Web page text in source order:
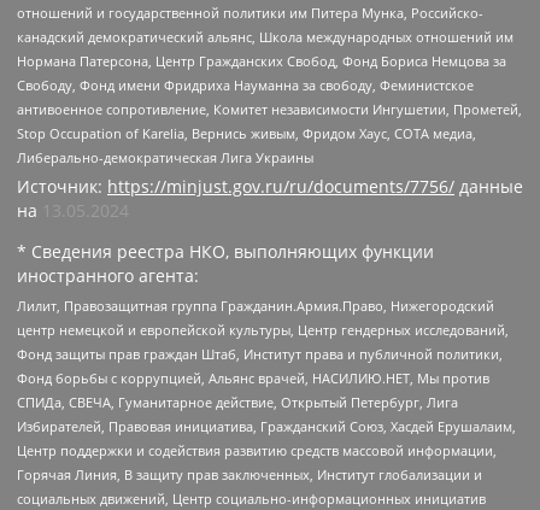
отношений и государственной политики им Питера Мунка, Российско-
канадский демократический альянс, Школа международных отношений им
Нормана Патерсона, Центр Гражданских Свобод, Фонд Бориса Немцова за
Свободу, Фонд имени Фридриха Науманна за свободу, Феминистское
антивоенное сопротивление, Комитет независимости Ингушетии, Прометей,
Stop Occupation of Karelia, Вернись живым, Фридом Хаус, СОТА медиа,
Либерально-демократическая Лига Украины
Источник: https://minjust.gov.ru/ru/documents/7756/ данные
на
13.05.2024
* Сведения реестра НКО, выполняющих функции
иностранного агента:
Лилит, Правозащитная группа Гражданин.Армия.Право, Нижегородский
центр немецкой и европейской культуры, Центр гендерных исследований,
Фонд защиты прав граждан Штаб, Институт права и публичной политики,
Фонд борьбы с коррупцией, Альянс врачей, НАСИЛИЮ.НЕТ, Мы против
СПИДа, СВЕЧА, Гуманитарное действие, Открытый Петербург, Лига
Избирателей, Правовая инициатива, Гражданский Союз, Хасдей Ерушалаим,
Центр поддержки и содействия развитию средств массовой информации,
Горячая Линия, В защиту прав заключенных, Институт глобализации и
социальных движений, Центр социально-информационных инициатив